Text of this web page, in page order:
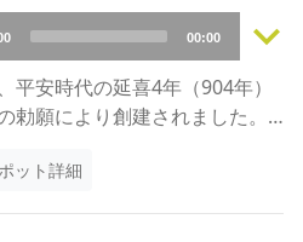
は幅が約20〜170メートル、長
ロメートルの砂嘴（さし）で出
、約5,000本もの松が茂り、独
形成しており、小高い山にあ
」といって、足を開いてその
00:00 keyboard_arrow_down
平安時代の延喜4年（904年）
勅願により創建されました。
として有名です。
ット詳細